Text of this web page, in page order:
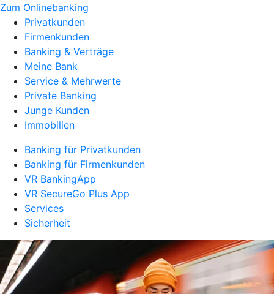
Zum Onlinebanking
Privatkunden
Firmenkunden
Banking & Verträge
Meine Bank
Service & Mehrwerte
Private Banking
Junge Kunden
Immobilien
Banking für Privatkunden
Banking für Firmenkunden
VR BankingApp
VR SecureGo Plus App
Services
Sicherheit